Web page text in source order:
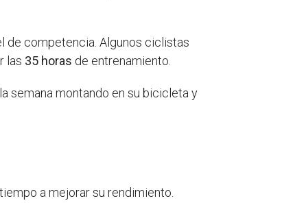
de competencia. Algunos ciclistas
las 35 horas de entrenamiento.
semana montando en su bicicleta y
a mejorar su rendimiento.